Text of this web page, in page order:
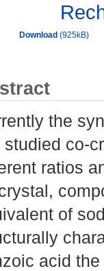
Download (925kB)
the
studied co-
ratios
of
acid